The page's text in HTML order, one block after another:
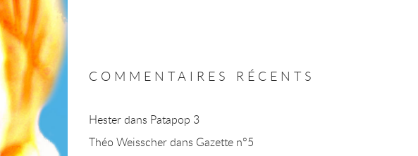
COMMENTAIRES RÉCENTS
Hester dans Patapop 3
Théo Weisscher dans Gazette n°5